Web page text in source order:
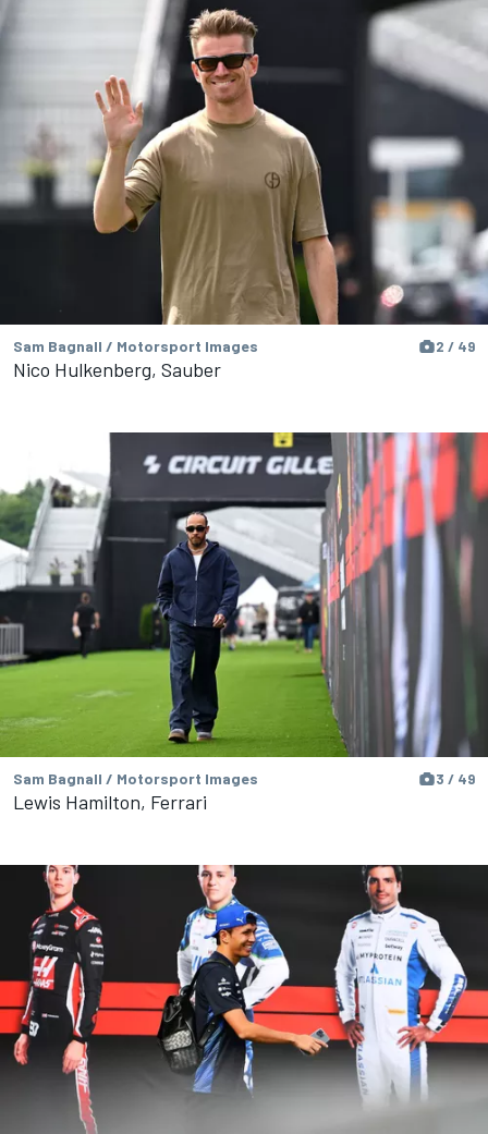
Sam Bagnall / Motorsport Images 2 / 49
Nico Hulkenberg, Sauber
Sam Bagnall / Motorsport Images 3 / 49
Lewis Hamilton, Ferrari